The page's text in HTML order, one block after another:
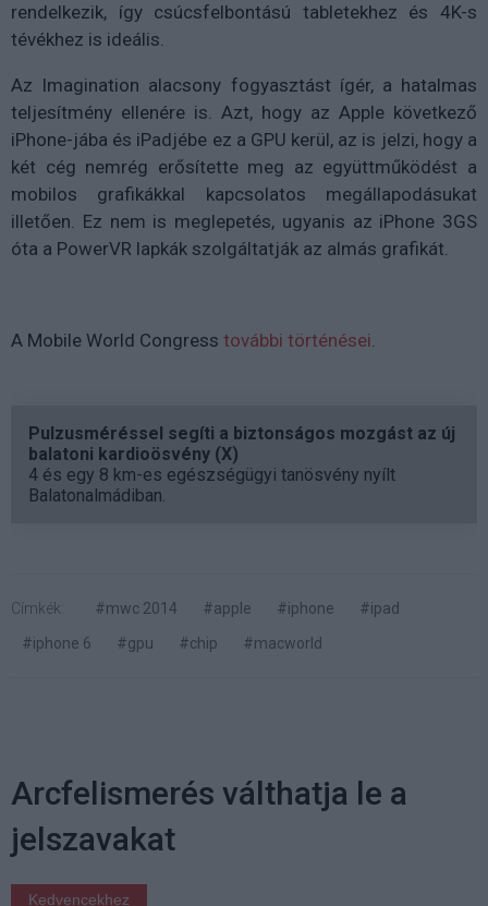
rendelkezik, így csúcsfelbontású tabletekhez és 4K-s
tévékhez is ideális.
Az Imagination alacsony fogyasztást ígér, a hatalmas
teljesítmény ellenére is. Azt, hogy az Apple következő
iPhone-jába és iPadjébe ez a GPU kerül, az is jelzi, hogy a
két cég nemrég erősítette meg az együttműködést a
mobilos grafikákkal kapcsolatos megállapodásukat
illetően. Ez nem is meglepetés, ugyanis az iPhone 3GS
óta a PowerVR lapkák szolgáltatják az almás grafikát.
A Mobile World Congress további történései.
Pulzusméréssel segíti a biztonságos mozgást az új
balatoni kardioösvény (X)
4 és egy 8 km-es egészségügyi tanösvény nyílt
Balatonalmádiban.
Címkék: #mwc 2014 #apple #iphone
#ipad
#iphone 6
#gpu #chip #macworld
Arcfelismerés válthatja le a
jelszavakat
Kedvencekhez